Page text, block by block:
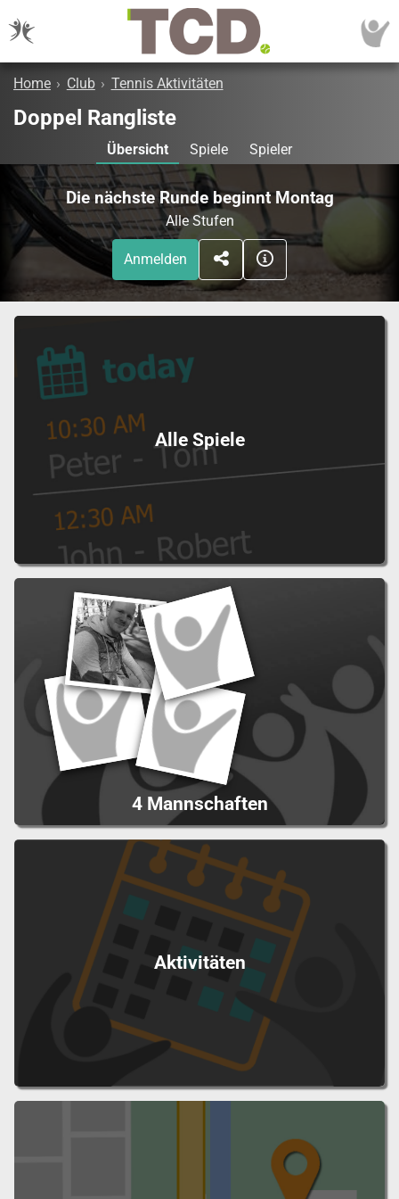
Home › Club › Tennis Aktivitäten
Doppel Rangliste
Übersicht Spiele Spieler
Die nächste Runde beginnt Montag
Alle Stufen
Anmelden
Alle Spiele
4 Mannschaften
Aktivitäten